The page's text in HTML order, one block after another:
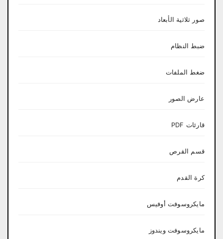
صور ثلاثية الأبعاد
ضبط النظام
ضغط الملفات
عارض الصور
قارئات PDF
قسم القرص
كرة القدم
مايكروسوفت أوفيس
مايكروسوفت ويندوز